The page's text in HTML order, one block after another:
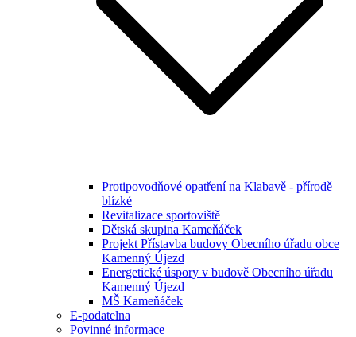
Protipovodňové opatření na Klabavě - přírodě
blízké
Revitalizace sportoviště
Dětská skupina Kameňáček
Projekt Přístavba budovy Obecního úřadu obce
Kamenný Újezd
Energetické úspory v budově Obecního úřadu
Kamenný Újezd
MŠ Kameňáček
E-podatelna
Povinné informace